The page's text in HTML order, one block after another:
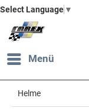
Select Language ▼
Menü
Helme